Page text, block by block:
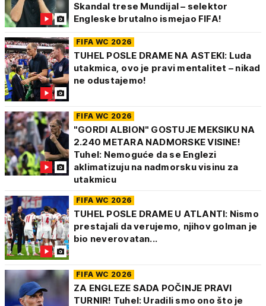
Skandal trese Mundijal – selektor
Engleske brutalno ismejao FIFA!
FIFA WC 2026
TUHEL POSLE DRAME NA ASTEKI: Luda
utakmica, ovo je pravi mentalitet – nikad
ne odustajemo!
FIFA WC 2026
"GORDI ALBION" GOSTUJE MEKSIKU NA
2.240 METARA NADMORSKE VISINE!
Tuhel: Nemoguće da se Englezi
aklimatizuju na nadmorsku visinu za
utakmicu
FIFA WC 2026
TUHEL POSLE DRAME U ATLANTI: Nismo
prestajali da verujemo, njihov golman je
bio neverovatan...
FIFA WC 2026
ZA ENGLEZE SADA POČINJE PRAVI
TURNIR! Tuhel: Uradili smo ono što je